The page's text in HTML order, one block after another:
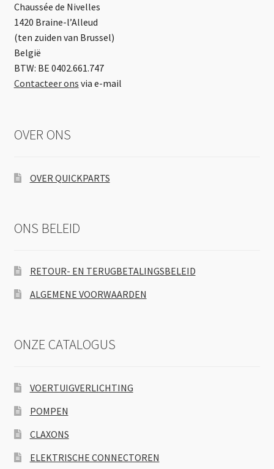
Chaussée de Nivelles
1420 Braine-l’Alleud
(ten zuiden van Brussel)
België
BTW: BE 0402.661.747
Contacteer ons via e-mail
OVER ONS
OVER QUICKPARTS
ONS BELEID
RETOUR- EN TERUGBETALINGSBELEID
ALGEMENE VOORWAARDEN
ONZE CATALOGUS
VOERTUIGVERLICHTING
POMPEN
CLAXONS
ELEKTRISCHE CONNECTOREN